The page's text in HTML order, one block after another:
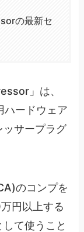
の最新セ
」は、
ードウェア
ッサープラグ
のコンプを
円以上する
て使うこと